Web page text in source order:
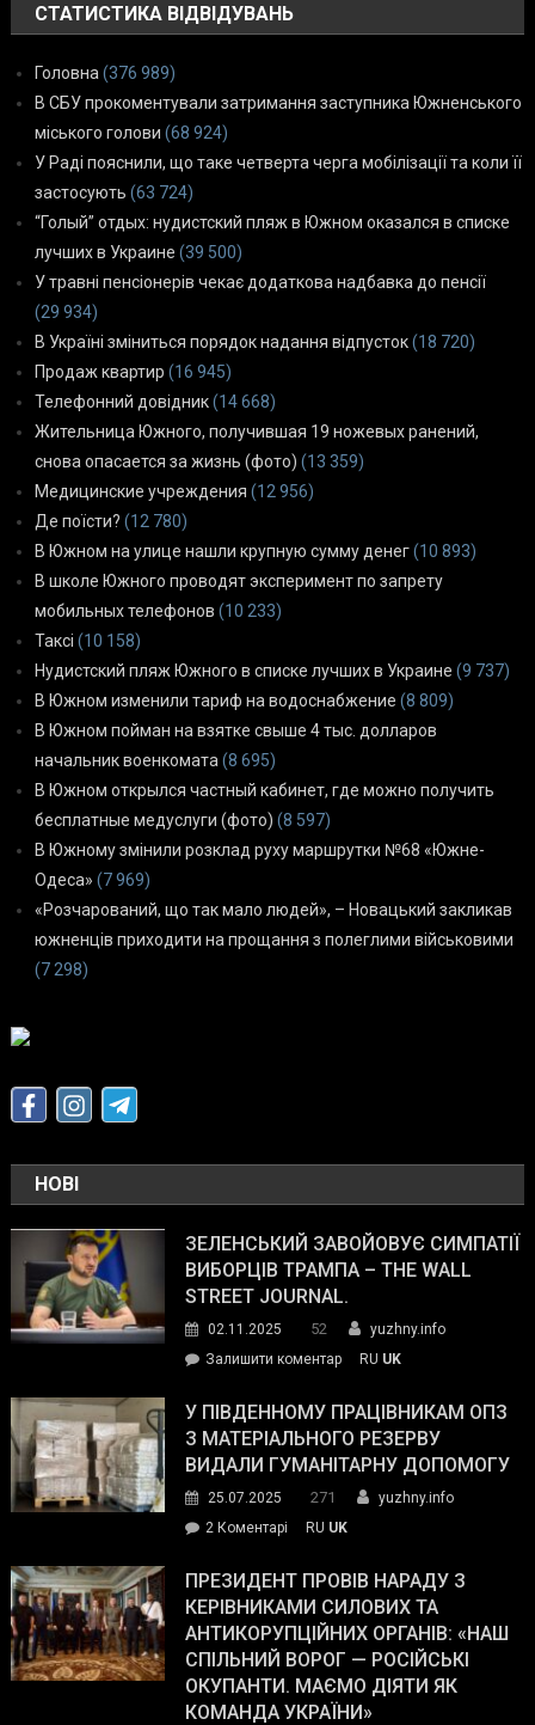
СТАТИСТИКА ВІДВІДУВАНЬ
Головна (376 989)
В СБУ прокоментували затримання заступника Южненського
міського голови (68 924)
У Раді пояснили, що таке четверта черга мобілізації та коли її
застосують (63 724)
“Голый” отдых: нудистский пляж в Южном оказался в списке
лучших в Украине (39 500)
У травні пенсіонерів чекає додаткова надбавка до пенсії
(29 934)
В Україні зміниться порядок надання відпусток(18 720)
Продаж квартир (16 945)
Телефонний довідник(14 668)
Жительница Южного, получившая 19 ножевых ранений,
снова опасается за жизнь (фото) (13 359)
Медицинские учреждения (12 956)
Де поїсти? (12 780)
В Южном на улице нашли крупную сумму денег(10 893)
В школе Южного проводят эксперимент по запрету
мобильных телефонов (10 233)
Таксі (10 158)
Нудистский пляж Южного в списке лучших в Украине (9 737)
В Южном изменили тариф на водоснабжение (8 809)
В Южном пойман на взятке свыше 4 тыс. долларов
начальник военкомата (8 695)
В Южном открылся частный кабинет, где можно получить
бесплатные медуслуги (фото) (8 597)
В Южному змінили розклад руху маршрутки №68 «Южне-
Одеса» (7 969)
«Розчарований, що так мало людей», – Новацький закликав
южненців приходити на прощання з полеглими військовими
(7 298)
НОВІ
ЗЕЛЕНСЬКИЙ ЗАВОЙОВУЄ СИМПАТІЇ
ВИБОРЦІВ ТРАМПА – THE WALL
STREET JOURNAL.
02.11.2025 52
yuzhny.info
Залишити коментарon
завойовує
симпатії
виборців
The
Street
Journal.
RU UK
У ПІВДЕННОМУ ПРАЦІВНИКАМ ОПЗ
З МАТЕРІАЛЬНОГО РЕЗЕРВУ
ВИДАЛИ ГУМАНІТАРНУ ДОПОМОГУ
25.07.2025 271
yuzhny.info
2 Коментарі
Південному
працівникам
ОПЗ
з
матеріального
резерву
RU UK
ПРЕЗИДЕНТ ПРОВІВ НАРАДУ З
КЕРІВНИКАМИ СИЛОВИХ ТА
АНТИКОРУПЦІЙНИХ ОРГАНІВ: «НАШ
СПІЛЬНИЙ ВОРОГ — РОСІЙСЬКІ
ОКУПАНТИ. МАЄМО ДІЯТИ ЯК
КОМАНДА УКРАЇНИ»